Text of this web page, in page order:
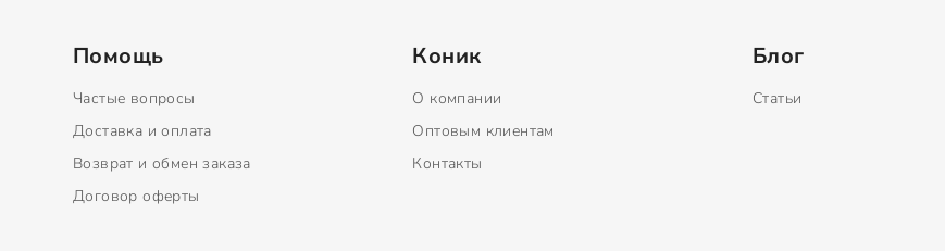
Помощь
Частые вопросы
Доставка и оплата
Возврат и обмен заказа
Договор оферты
Коник
О компании
Оптовым клиентам
Контакты
Блог
Статьи